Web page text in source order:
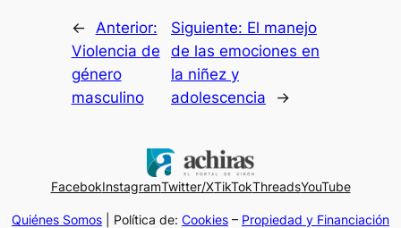
←
Anterior:
Violencia de
género
masculino
Siguiente: El manejo
de las emociones en
la niñez y
adolescencia
→
FacebokInstagramTwitter/XTikTokThreadsYouTube
Quiénes Somos | Política de: Cookies – Propiedad y Financiación